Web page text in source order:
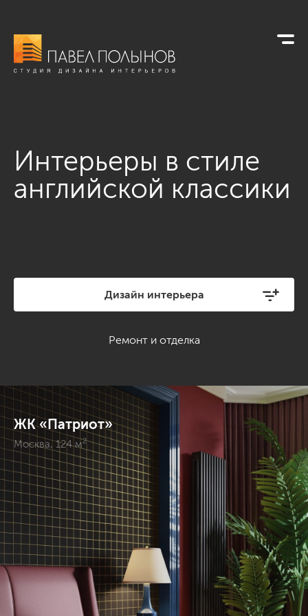
Интерьеры в стиле
английской классики
Дизайн интерьера
Ремонт и отделка
ЖК «Патриот»
ЖК «Патриот», Москва, Английская классика, 124
Москва, 124 м2
28 фото